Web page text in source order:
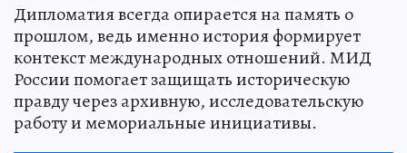
Дипломатия всегда опирается на память о
прошлом, ведь именно история формирует
контекст международных отношений. МИД
России помогает защищать историческую
правду через архивную, исследовательскую
работу и мемориальные инициативы.